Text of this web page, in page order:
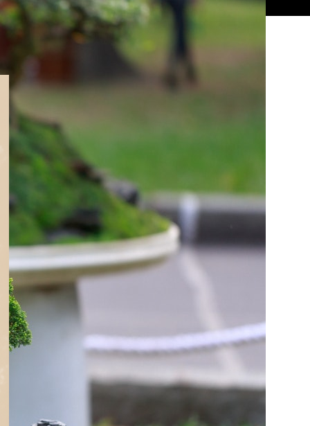
CATEGORÍAS
Bonsai
11 enero, 2026
comentarios
Recepción de Árboles a
su llegada
11 enero, 2026 No hay
comentarios
DE LIBERANCIÓN LENTA
15 noviembre, 2025 No hay